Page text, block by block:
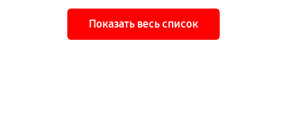
Показать весь список